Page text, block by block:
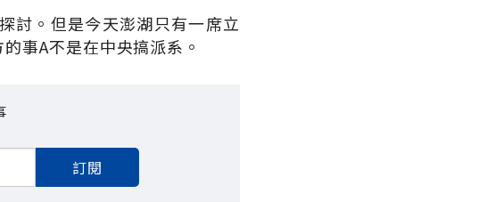
討。但是今天澎湖只有一席立
事A不是在中央搞派系。
訂閱